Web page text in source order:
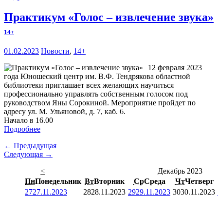
Практикум «Голос – извлечение звука»
14+
01.02.2023 Новости, 14+
12 февраля 2023
года Юношеский центр им. В.Ф. Тендрякова областной
библиотеки приглашает всех желающих научиться
профессионально управлять собственным голосом под
руководством Яны Сорокиной. Мероприятие пройдет по
адресу ул. М. Ульяновой, д. 7, каб. 6.
Начало в 16.00
Подробнее
← Предыдущая
Следующая →
<
Декабрь 2023
ПнПонедельник ВтВторник СрСреда ЧтЧетверг
2727.11.2023 2828.11.2023 2929.11.2023 3030.11.2023